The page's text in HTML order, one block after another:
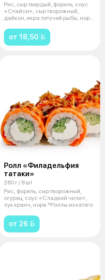
Рис, сыр твердый, форель, соус
«Спайси», сыр творожный,
дайкон, икра летучей рыбы, нори
от 18,50 
Ролл «Филадельфия
татаки»
260 г / 8 шт
Рис, форель, сыр творожный,
огурец, соус «Сладкий чили»,
лук кранч, нори *Роллы из катего
от 26 